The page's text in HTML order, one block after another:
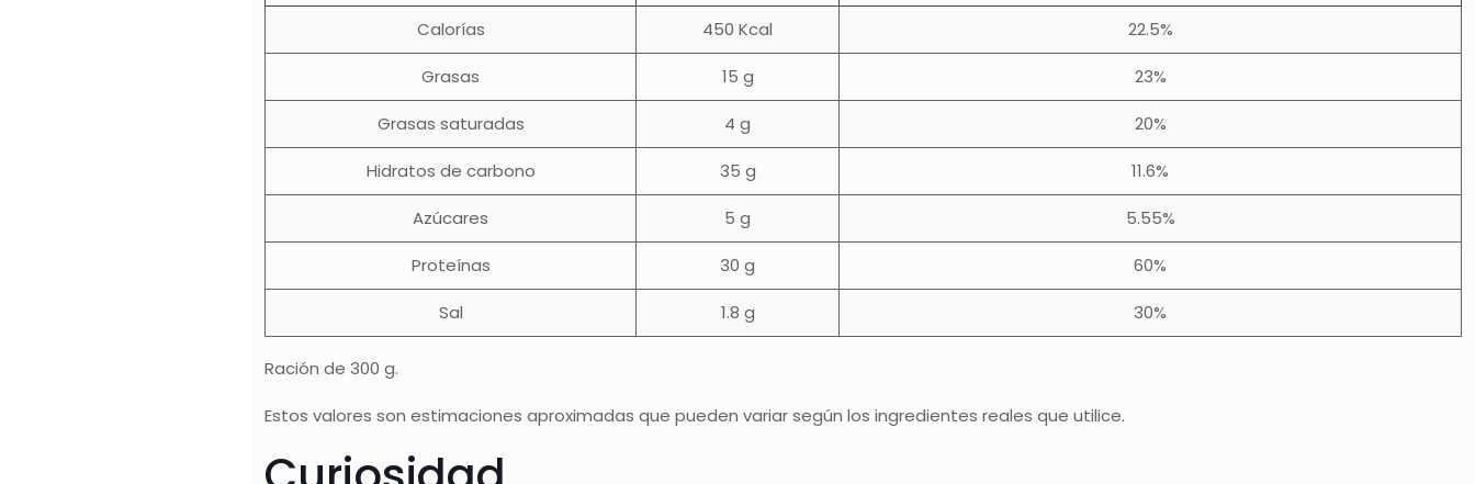
Calorías 450 Kcal 22.5%
Grasas 15 g 23%
Grasas saturadas 4 g 20%
Hidratos de carbono 35 g 11.6%
Azúcares 5 g 5.55%
Proteínas 30 g 60%
Sal 1.8 g 30%
Ración de 300 g.
Estos valores son estimaciones aproximadas que pueden variar según los ingredientes reales que utilice.